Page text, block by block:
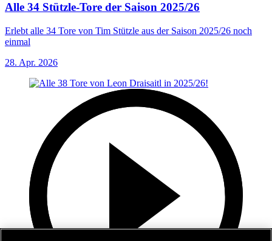
Alle 34 Stützle-Tore der Saison 2025/26
Erlebt alle 34 Tore von Tim Stützle aus der Saison 2025/26 noch
einmal
28. Apr. 2026